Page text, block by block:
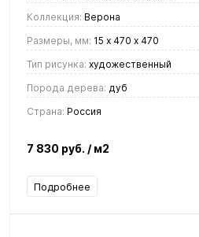
Коллекция: Верона
Размеры, мм: 15 х 470 х 470
Тип рисунка: художественный
Порода дерева: дуб
Страна: Россия
7 830 руб. / м2
Подробнее